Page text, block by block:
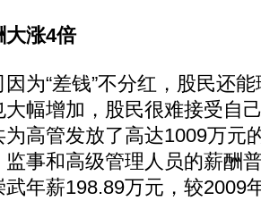
大涨4倍
“差钱”不分红，股民还能
幅增加，股民很难接受自
高管发放了高达1009万元
事和高级管理人员的薪酬
年薪198.89万元，较2009